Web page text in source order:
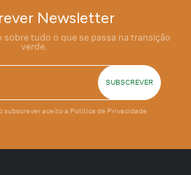
Newsletter
tudo o que se passa na transição
verde.
subscrever aceito a Política de Privacidade